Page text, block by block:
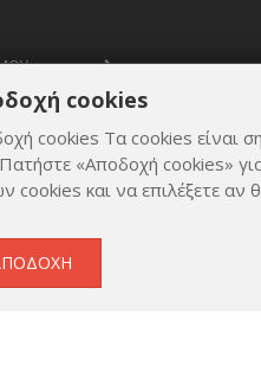
cookies
cookies Τα cookies είναι
«Αποδοχή cookies»
cookies και να επιλέξετε αν